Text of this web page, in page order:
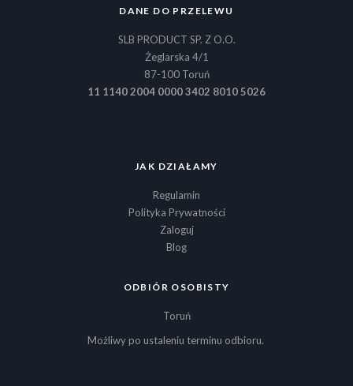
DANE DO PRZELEWU
SLB PRODUCT SP. Z O.O.
Żeglarska 4/1
87-100 Toruń
11 1140 2004 0000 3402 8010 5026
JAK DZIAŁAMY
Regulamin
Polityka Prywatności
Zaloguj
Blog
ODBIÓR OSOBISTY
Toruń
Możliwy po ustaleniu terminu odbioru.